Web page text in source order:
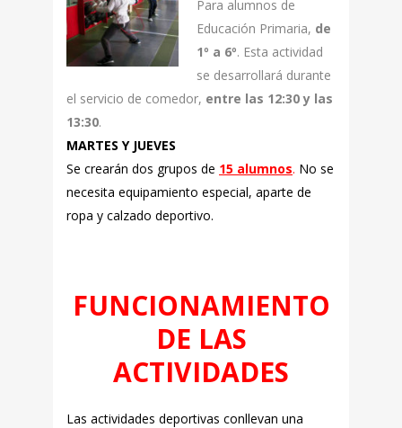
Para alumnos de
Educación Primaria, de
1º a 6º. Esta actividad
se desarrollará durante
el servicio de comedor, entre las 12:30 y las
13:30.
MARTES Y JUEVES
Se crearán dos grupos de 15 alumnos. No se
necesita equipamiento especial, aparte de
ropa y calzado deportivo.
FUNCIONAMIENTO
DE LAS
ACTIVIDADES
Las actividades deportivas conllevan una